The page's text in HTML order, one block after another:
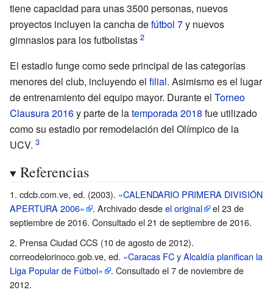
tiene capacidad para unas 3500 personas, nuevos
proyectos incluyen la cancha defútbol 7y nuevos
gimnasios para los futbolistas
El estadio funge como sede principal de las categorías
menores del club, incluyendo el filial. Asimismo es el lugar
de entrenamiento del equipo mayor. Durante el Torneo
Clausura 2016y parte de latemporada 2018 fue utilizado
como su estadio por remodelación del Olímpico de la
UCV.
Referencias
cdcb.com.ve, ed. (2003). «CALENDARIO PRIMERA DIVISIÓN
APERTURA 2006»
. Archivado desdeel original
el 23 de
septiembre de 2016. Consultado el 21 de septiembre de 2016.
Prensa Ciudad CCS (10 de agosto de 2012).
correodelorinoco.gob.ve, ed. «Caracas FC y Alcaldía planifican la
Liga Popular de Fútbol»
. Consultado el 7 de noviembre de
2012.